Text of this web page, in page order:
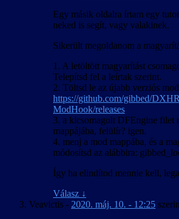
Egy másik oldalra írtam egy
neked is segít, vagy valakinek.
Sikerült megoldanom a
1. A letöltött magyarítást
Telepítsd fel a leírtak szerint.
2. Töltsd le az újabb verziós
https://github.com/gibbed/
ModHook/releases
3. a kicsomagolt DFEngine filet
mappájába, felülír? igen.
4. menj a mod mappába, és a
módosítsd az alábbira:
Így ha elindítod mennie kell,
Válasz ↓
Veavictis - 2020. máj. 10. - 12:25